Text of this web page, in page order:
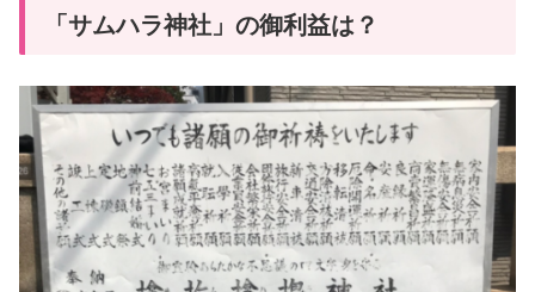
「サムハラ神社」の御利益は？